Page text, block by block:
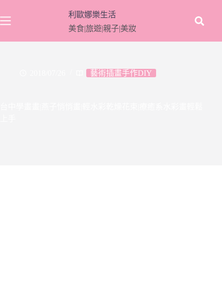
至
要
利歐娜樂生活
美食|旅遊|親子|美妝
藝術插畫手作DIY